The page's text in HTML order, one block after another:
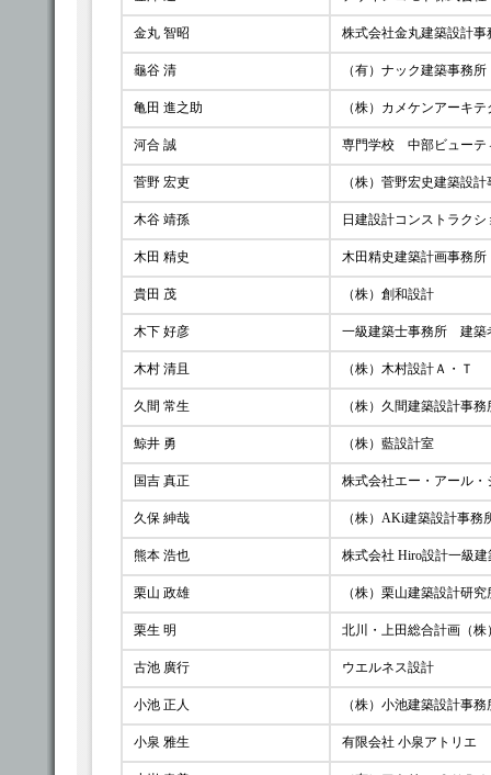
金丸 智昭 株式会社金丸建築設計
龜谷 清 （有）ナック建築事務所
亀田 進之助 （株）カメケンアーキ
河合 誠 専門学校 中部ビューテ
菅野 宏吏 （株）菅野宏史建築設
木谷 靖孫 日建設計コンストラク
木田 精史 木田精史建築計画事務所
貴田 茂 （株）創和設計
木下 好彦 一級建築士事務所 建築
木村 清且 （株）木村設計Ａ・Ｔ
久間 常生 （株）久間建築設計事
鯨井 勇 （株）藍設計室
国吉 真正 株式会社エー・アール
久保 紳哉 （株）AKi建築設計事務
熊本 浩也 株式会社 Hiro設計一級
栗山 政雄 （株）栗山建築設計研
栗生 明 北川・上田総合計画（
古池 廣行 ウエルネス設計
小池 正人 （株）小池建築設計事
小泉 雅生 有限会社 小泉アトリエ